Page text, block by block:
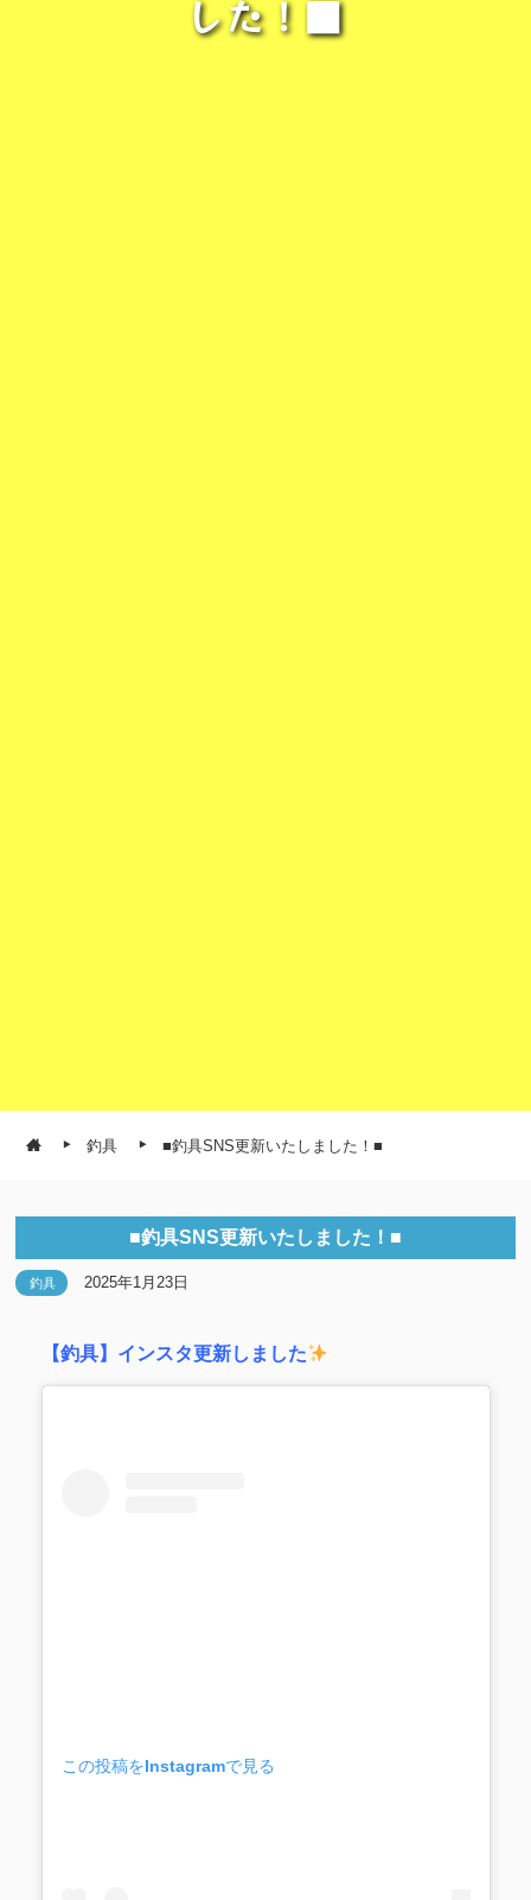
した！■
釣具 ■釣具SNS更新いたしました！■
■釣具SNS更新いたしました！■
釣具 2025年1月23日
【釣具】インスタ更新しました
この投稿をInstagramで見る